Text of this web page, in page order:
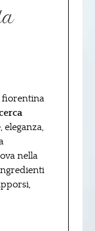
fiorentina
eleganza,
nella